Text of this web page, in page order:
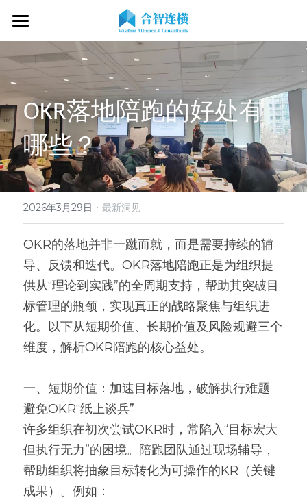
首页
关于我们
关于我们
OKR专家
战略伙伴
客户见证
专业服务
OKR服务体系
OKR系统落地陪跑
OKR战略解码
OKR工作坊/定制培训
OKR教练认证/训战
经营分析会
高质量复盘
OKR教练认证
了解COC
OKR证书查询
学习资源
专家视频
专业书籍
在线课程
最新洞见
新闻动态
搜索
现在预约
OKR落地陪跑的好处有
哪些？
2026年3月29日 · 最新洞见
OKR的落地并非一蹴而就，而是需要持续的辅
导、反馈和迭代。OKR落地陪跑正是为组织提
供从“理论到实践”的全周期支持，帮助其突破目
标管理的瓶颈，实现真正的战略聚焦与组织进
化。以下从短期价值、长期价值及风险规避三个
维度，解析OKR陪跑的核心益处。
一、短期价值：加速目标落地，破解执行难题
避免OKR“纸上谈兵”
许多组织在初次尝试OKR时，常陷入“目标宏大
但执行无力”的困境。陪跑团队通过现场辅导，
帮助组织将抽象目标转化为可操作的KR（关键
成果）。例如：